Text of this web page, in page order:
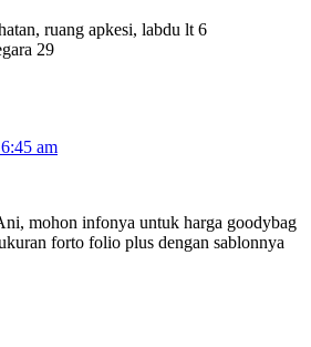
ruang apkesi, labdu lt 6
29
am
mohon infonya untuk harga goodybag
forto folio plus dengan sablonnya